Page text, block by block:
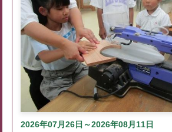
2026年07月26日～2026年08月11日